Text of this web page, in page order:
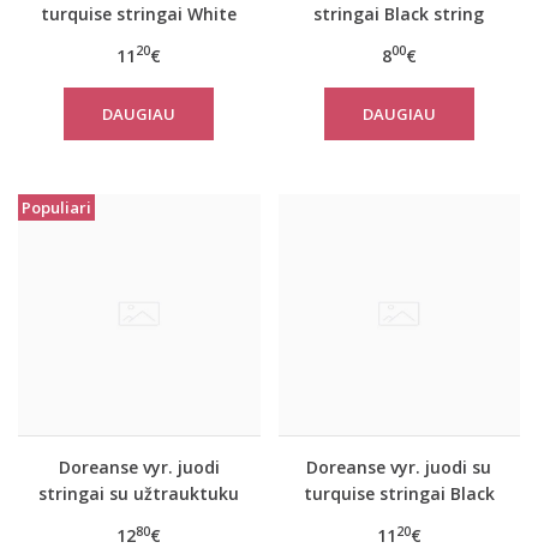
turquise stringai White
11 20€
DAUGIAU
stringai Black string
800€
DAUGIAU
Populiari
Doreanse vyr. juodi
stringai su užtrauktuku
1280€
Doreanse vyr. juodi su
turquise stringai Black
11 20€